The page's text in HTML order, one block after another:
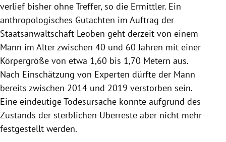
verlief bisher ohne Treffer, so die Ermittler. Ein
anthropologisches Gutachten im Auftrag der
Staatsanwaltschaft Leoben geht derzeit von einem
Mann im Alter zwischen 40 und 60 Jahren mit einer
Körpergröße von etwa 1,60 bis 1,70 Metern aus.
Nach Einschätzung von Experten dürfte der Mann
bereits zwischen 2014 und 2019 verstorben sein.
Eine eindeutige Todesursache konnte aufgrund des
Zustands der sterblichen Überreste aber nicht mehr
festgestellt werden.